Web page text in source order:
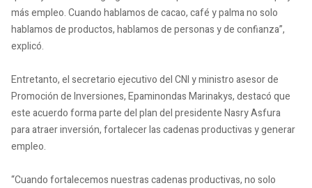
más empleo. Cuando hablamos de cacao, café y palma no solo
hablamos de productos, hablamos de personas y de confianza”,
explicó.
Entretanto, el secretario ejecutivo del CNI y ministro asesor de
Promoción de Inversiones, Epaminondas Marinakys, destacó que
este acuerdo forma parte del plan del presidente Nasry Asfura
para atraer inversión, fortalecer las cadenas productivas y generar
empleo.
“Cuando fortalecemos nuestras cadenas productivas, no solo